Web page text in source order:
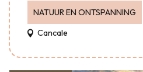
NATUUR EN ONTSPANNING
Cancale